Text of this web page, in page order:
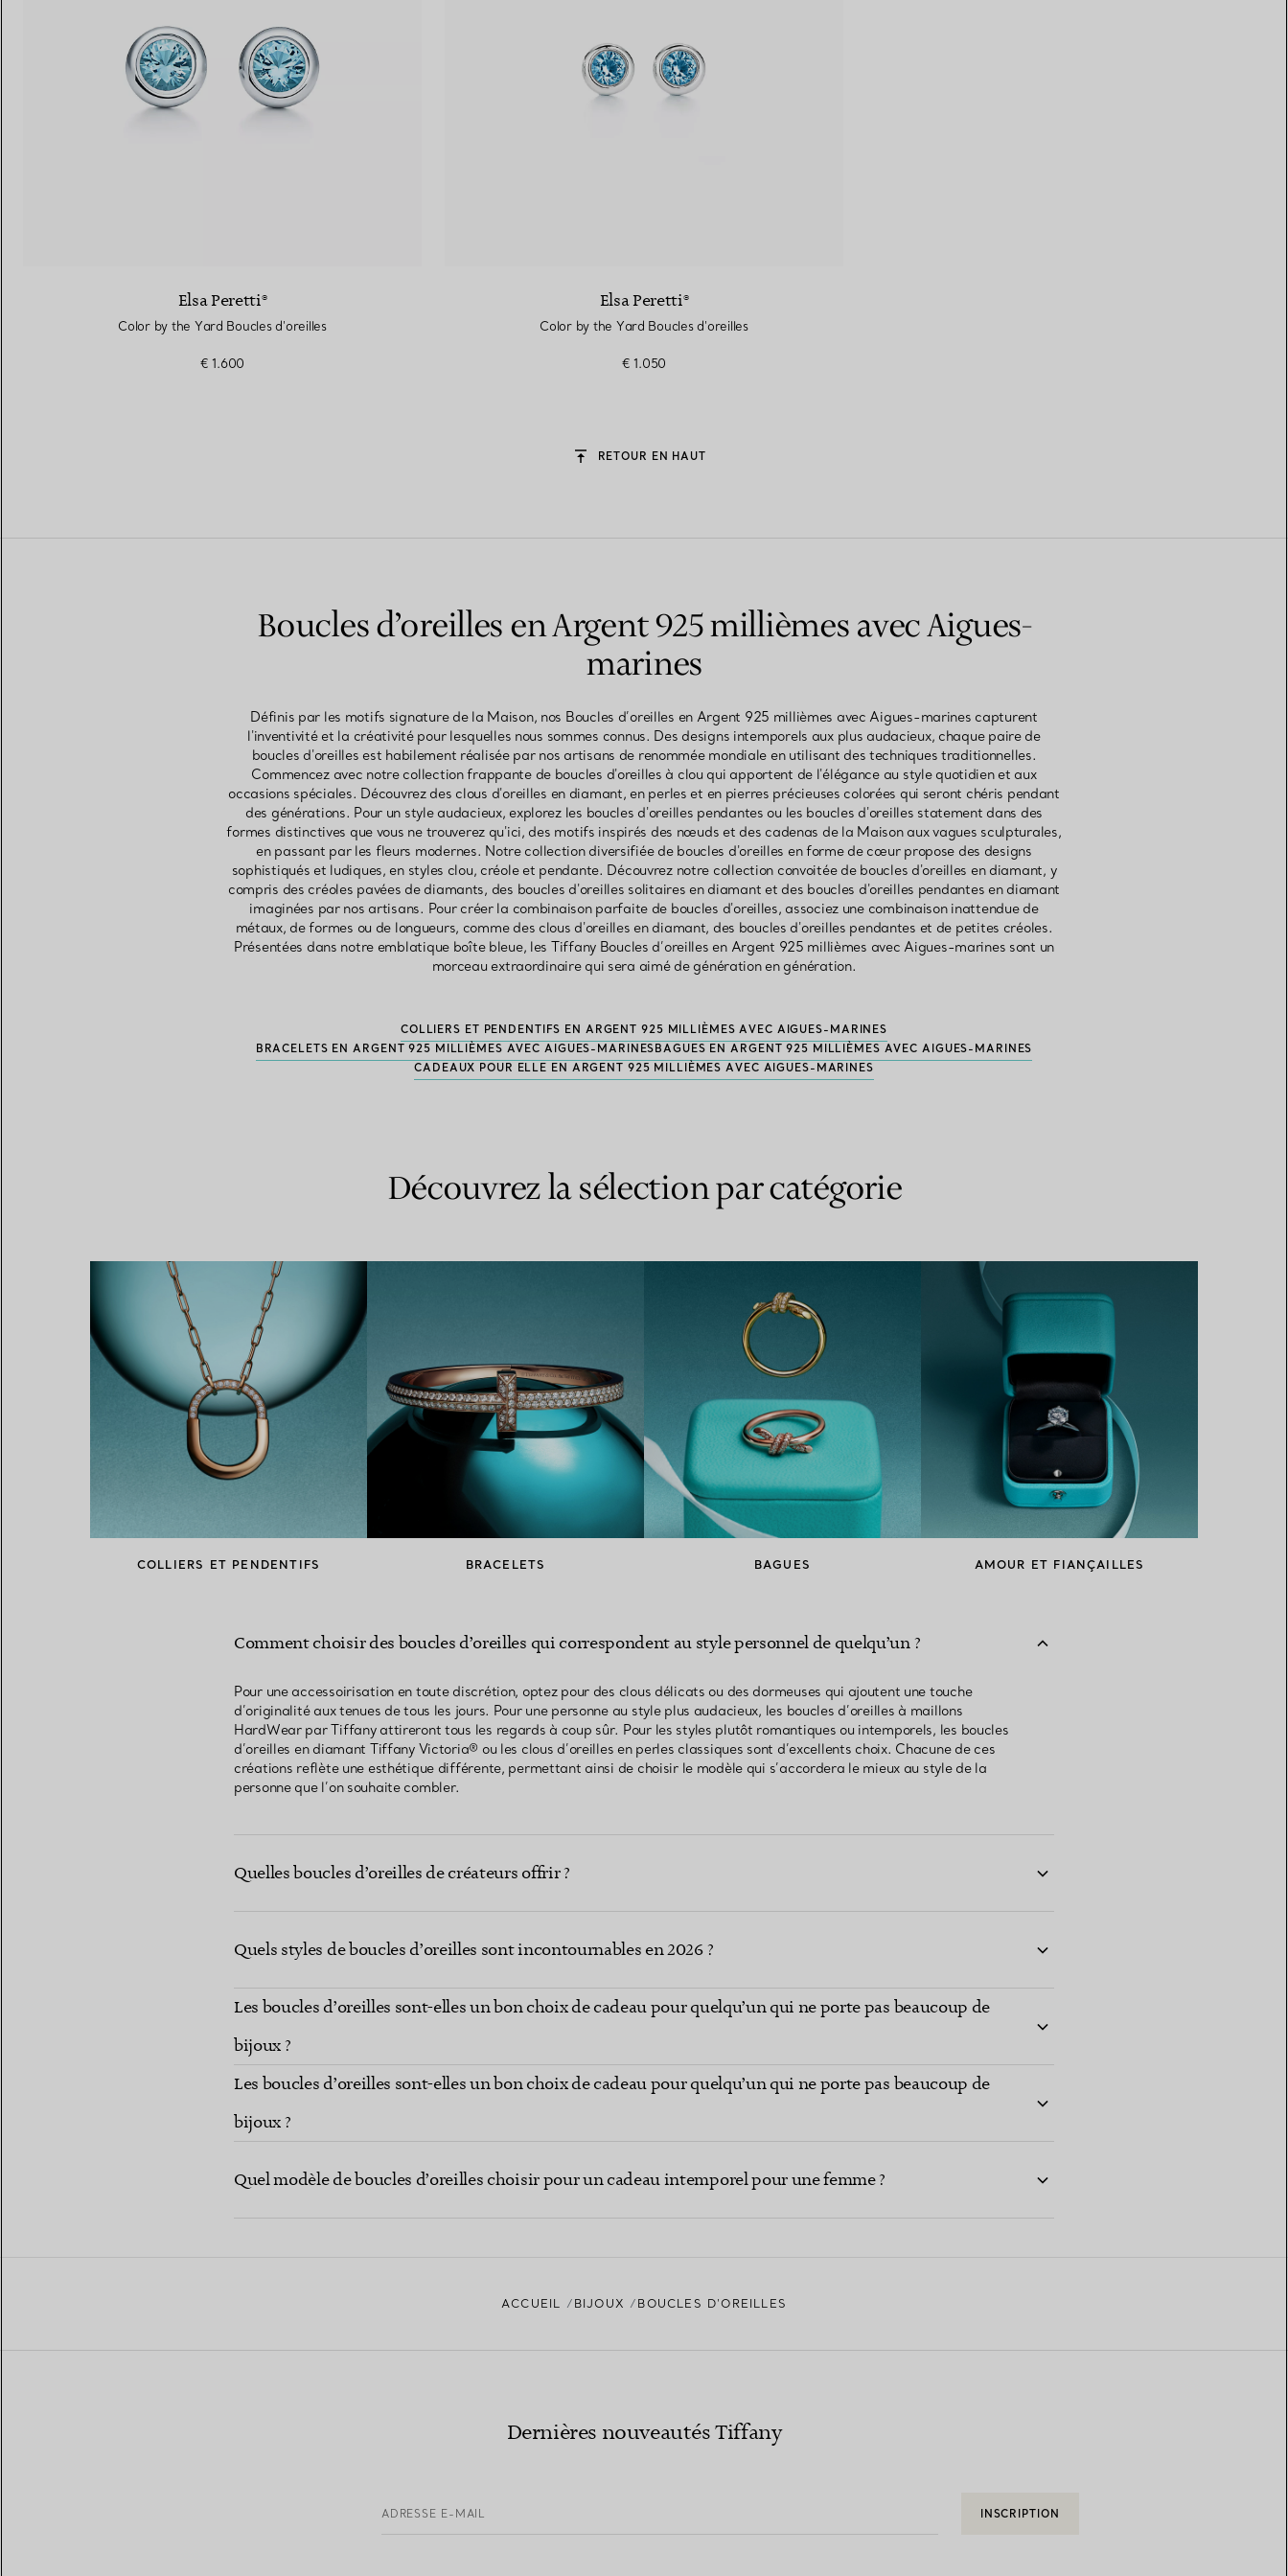
Elsa Peretti®
Color by the Yard Boucles d'oreilles
€ 1.600
Elsa Peretti®
Color by the Yard Boucles d'oreilles
€ 1.050
RETOUR EN HAUT
Boucles d’oreilles en Argent 925 millièmes avec Aigues-
marines
Définis par les motifs signature de la Maison, nos Boucles d’oreilles en Argent 925 millièmes avec Aigues-marines capturent
l'inventivité et la créativité pour lesquelles nous sommes connus. Des designs intemporels aux plus audacieux, chaque paire de
boucles d'oreilles est habilement réalisée par nos artisans de renommée mondiale en utilisant des techniques traditionnelles.
Commencez avec notre collection frappante de boucles d'oreilles à clou qui apportent de l'élégance au style quotidien et aux
occasions spéciales. Découvrez des clous d'oreilles en diamant, en perles et en pierres précieuses colorées qui seront chéris pendant
des générations. Pour un style audacieux, explorez les boucles d'oreilles pendantes ou les boucles d'oreilles statement dans des
formes distinctives que vous ne trouverez qu'ici, des motifs inspirés des nœuds et des cadenas de la Maison aux vagues sculpturales,
en passant par les fleurs modernes. Notre collection diversifiée de boucles d'oreilles en forme de cœur propose des designs
sophistiqués et ludiques, en styles clou, créole et pendante. Découvrez notre collection convoitée de boucles d'oreilles en diamant, y
compris des créoles pavées de diamants, des boucles d'oreilles solitaires en diamant et des boucles d'oreilles pendantes en diamant
imaginées par nos artisans. Pour créer la combinaison parfaite de boucles d'oreilles, associez une combinaison inattendue de
métaux, de formes ou de longueurs, comme des clous d'oreilles en diamant, des boucles d'oreilles pendantes et de petites créoles.
Présentées dans notre emblatique boîte bleue, les Tiffany Boucles d’oreilles en Argent 925 millièmes avec Aigues-marines sont un
morceau extraordinaire qui sera aimé de génération en génération.
COLLIERS ET PENDENTIFS EN ARGENT 925 MILLIÈMES AVEC AIGUES-MARINES
BRACELETS EN ARGENT 925 MILLIÈMES AVEC AIGUES-MARINES BAGUES EN ARGENT 925 MILLIÈMES AVEC AIGUES-MARINES
CADEAUX POUR ELLE EN ARGENT 925 MILLIÈMES AVEC AIGUES-MARINES
Découvrez la sélection par catégorie
COLLIERS ET PENDENTIFS BRACELETS BAGUES AMOUR ET FIANÇAILLES
Comment choisir des boucles d’oreilles qui correspondent au style personnel de quelqu’un ?
Pour une accessoirisation en toute discrétion, optez pour des clous délicats ou des dormeuses qui ajoutent une touche
d’originalité aux tenues de tous les jours. Pour une personne au style plus audacieux, les boucles d’oreilles à maillons
HardWear par Tiffany attireront tous les regards à coup sûr. Pour les styles plutôt romantiques ou intemporels, les boucles
d’oreilles en diamant Tiffany Victoria® ou les clous d’oreilles en perles classiques sont d’excellents choix. Chacune de ces
créations reflète une esthétique différente, permettant ainsi de choisir le modèle qui s’accordera le mieux au style de la
personne que l’on souhaite combler.
Quelles boucles d’oreilles de créateurs offrir ?
Quels styles de boucles d’oreilles sont incontournables en 2026 ?
Les boucles d’oreilles sont-elles un bon choix de cadeau pour quelqu’un qui ne porte pas beaucoup de
bijoux ?
Les boucles d’oreilles sont-elles un bon choix de cadeau pour quelqu’un qui ne porte pas beaucoup de
bijoux ?
Quel modèle de boucles d’oreilles choisir pour un cadeau intemporel pour une femme ?
ACCUEIL BIJOUX BOUCLES D’OREILLES
Dernières nouveautés Tiffany
ADRESSE E-MAIL INSCRIPTION